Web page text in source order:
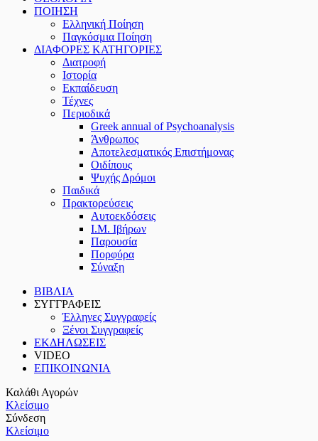
ΠΟΙΗΣΗ
Ελληνική Ποίηση
Παγκόσμια Ποίηση
ΔΙΑΦΟΡΕΣ ΚΑΤΗΓΟΡΙΕΣ
Διατροφή
Ιστορία
Εκπαίδευση
Τέχνες
Περιοδικά
Greek annual of Psychoanalysis
Άνθρωπος
Αποτελεσματικός Επιστήμονας
Οιδίπους
Ψυχής Δρόμοι
Παιδικά
Πρακτoρεύσεις
Αυτοεκδόσεις
Ι.Μ. Ιβήρων
Παρουσία
Πορφύρα
Σύναξη
ΒΙΒΛΙΑ
ΣΥΓΓΡΑΦΕΙΣ
Έλληνες Συγγραφείς
Ξένοι Συγγραφείς
ΕΚΔΗΛΩΣΕΙΣ
VIDEO
ΕΠΙΚΟΙΝΩΝΙΑ
Καλάθι Αγορών
Κλείσιμο
Σύνδεση
Κλείσιμο